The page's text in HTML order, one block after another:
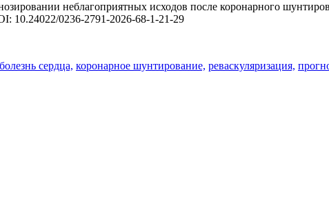
неблагоприятных исходов после коронарного
10.24022/0236-2791-2026-68-1-21-29
сердца, коронарное шунтирование, реваскуляризация,